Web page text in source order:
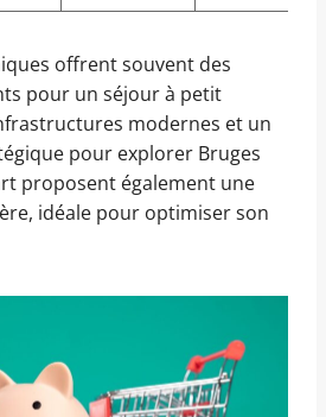
offrent souvent des
pour un séjour à petit
modernes et un
pour explorer Bruges
proposent également une
idéale pour optimiser son